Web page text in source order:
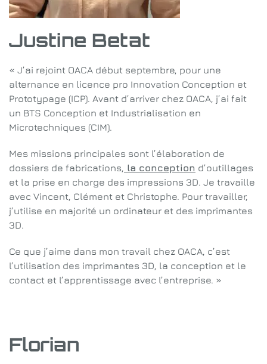
Justine Betat
« J’ai rejoint OACA début septembre, pour une
alternance en licence pro Innovation Conception et
Prototypage (ICP). Avant d’arriver chez OACA, j’ai fait
un BTS Conception et Industrialisation en
Microtechniques (CIM).
Mes missions principales sont l’élaboration de
dossiers de fabrications, la conception d’outillages
et la prise en charge des impressions 3D. Je travaille
avec Vincent, Clément et Christophe. Pour travailler,
j’utilise en majorité un ordinateur et des imprimantes
3D.
Ce que j’aime dans mon travail chez OACA, c’est
l’utilisation des imprimantes 3D, la conception et le
contact et l’apprentissage avec l’entreprise. »
Florian